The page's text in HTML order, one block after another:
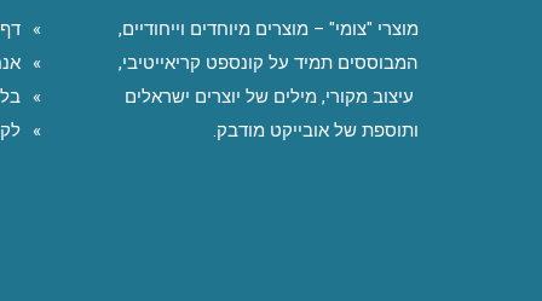
מוצרי "צומי" – מוצרים מיוחדים וייחודיים,
המבוססים תמיד על קונספט קריאייטיבי,
עיצוב מקורי, מילים של יוצרים ישראלים
ותוספת של אובייקט מודבק.